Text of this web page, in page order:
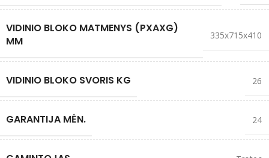
VIDINIO BLOKO MATMENYS (PXAXG)
MM
335x715x410
VIDINIO BLOKO SVORIS KG 26
GARANTIJA MĖN. 24